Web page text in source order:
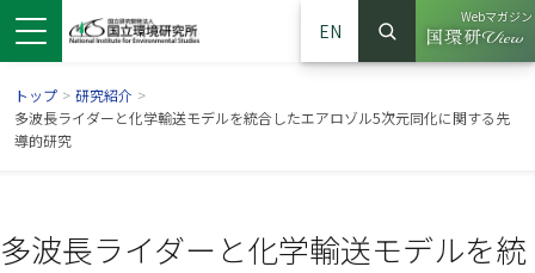
EN
サイト内検索
検索
Webマガジン
（別ウイ
トップ > 研究紹介 >
多波長ライダーと化学輸送モデルを統合したエアロゾル5次元同化に関する先
導的研究
多波長ライダーと化学輸送モデルを統